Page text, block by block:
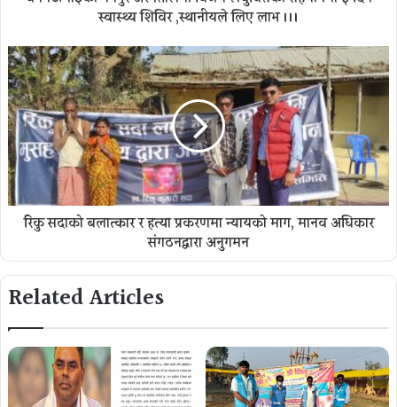
स्वास्थ्य शिविर ,स्थानीयले लिए लाभ ।।।
रिंकु सदाको बलात्कार र हत्या प्रकरणमा न्यायको माग, मानव अधिकार
संगठनद्वारा अनुगमन
Related Articles